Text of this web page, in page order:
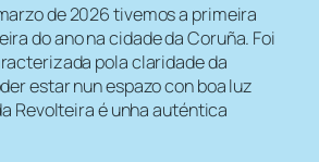
de 2026 tivemos a primeira
do ano na cidade da Coruña. Foi
pola claridade da
estar nun espazo con boa luz
Revolteira é unha auténtica